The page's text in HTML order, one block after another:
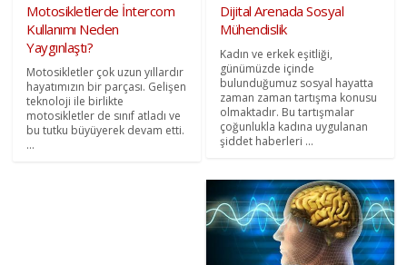
Motosikletlerde İntercom
Kullanımı Neden
Yaygınlaştı?
Motosikletler çok uzun yıllardır
hayatımızın bir parçası. Gelişen
teknoloji ile birlikte
motosikletler de sınıf atladı ve
bu tutku büyüyerek devam etti.
...
Dijital Arenada Sosyal
Mühendislik
Kadın ve erkek eşitliği,
günümüzde içinde
bulunduğumuz sosyal hayatta
zaman zaman tartışma konusu
olmaktadır. Bu tartışmalar
çoğunlukla kadına uygulanan
şiddet haberleri ...